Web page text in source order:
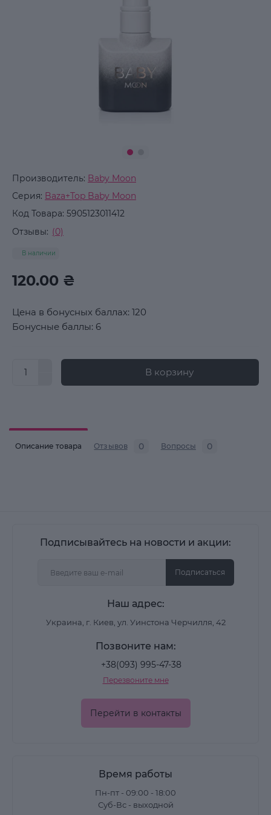
Производитель: Baby Moon
Серия: Baza+Top Baby Moon
Код Товара: 5905123011412
Отзывы: (0)
В наличии
120.00 ₴
Цена в бонусных баллах: 120
Бонусные баллы: 6
В корзину
Описание товара Отзывов 0 Вопросы 0
Подписывайтесь на новости и акции:
Подписаться
Наш адрес:
Украина, г. Киев, ул. Уинстона Черчилля, 42
Позвоните нам:
+38(093) 995-47-38
Перезвоните мне
Перейти в контакты
Время работы
Пн-пт - 09:00 - 18:00
Суб-Вс - выходной